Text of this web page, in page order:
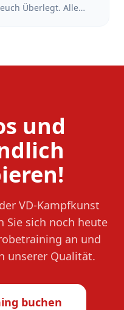
Überlegt. Alle
Training jetzt!
und
VD-Kampfkunst
Sie sich noch heute
an und
unserer Qualität.
buchen